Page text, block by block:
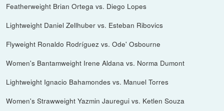
Featherweight Brian Ortega vs. Diego Lopes
Lightweight Daniel Zellhuber vs. Esteban Ribovics
Flyweight Ronaldo Rodríguez vs. Ode' Osbourne
Women's Bantamweight Irene Aldana vs. Norma Dumont
Lightweight Ignacio Bahamondes vs. Manuel Torres
Women's Strawweight Yazmin Jauregui vs. Ketlen Souza